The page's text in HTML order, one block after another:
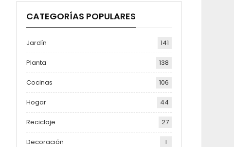
CATEGORÍAS POPULARES
Jardín 141
Planta 138
Cocinas 106
Hogar 44
Reciclaje 27
Decoración 1